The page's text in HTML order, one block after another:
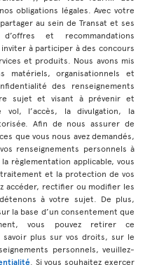
obligations légales. Avec votre
au sein de Transat et ses
et recommandations
à participer à des concours
et produits. Nous avons mis
matériels, organisationnels et
des renseignements
sujet et visant à prévenir et
l’accès, la divulgation, la
Afin de nous assurer de
que vous nous avez demandés,
renseignements personnels à
règlementation applicable, vous
et la protection de vos
accéder, rectifier ou modifier les
à votre sujet. De plus,
la base d’un consentement que
vous pouvez retirer ce
plus sur vos droits, sur le
personnels, veuillez-
. Si vous souhaitez exercer